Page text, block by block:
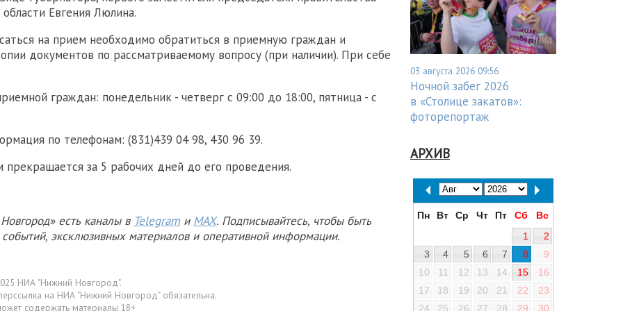
Евгения Люлина.
на прием необходимо обратиться в приемную граждан и
документов по рассматриваемому вопросу (при наличии). При себе
граждан: понедельник - четверг с 09:00 до 18:00, пятница - с
по телефонам: (831)439 04 98, 430 96 39.
прекращается за 5 рабочих дней до его проведения.
есть каналы в Telegram и MAX. Подписывайтесь, чтобы быть
эксклюзивных материалов и оперативной информации.
НИА "Нижний Новгород".
на НИА "Нижний Новгород" обязательна.
содержать материалы 18+
03 августа 2026 09:56
Ночной забег 2026
в «Столице закатов»:
фоторепортаж
АРХИВ
Пн Вт Ср Чт Пт Сб
Вс
1
2
3
4 5 6 7 8
9
10
11 12 13 14 15
16
17
18 19 20 21 22
23
24
25 26 27 28 29 30